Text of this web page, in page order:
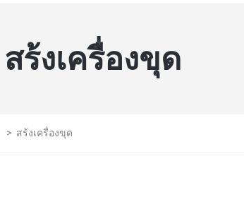
สร้งเครื่องขุด
> สร้งเครื่องขุด